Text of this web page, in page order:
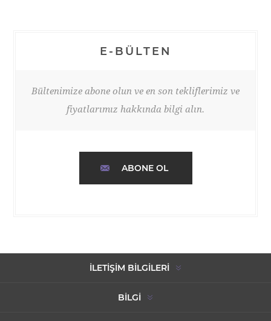
E-BÜLTEN
Bültenimize abone olun ve en son tekliflerimiz ve
fiyatlarımız hakkında bilgi alın.
ABONE OL
İLETIŞIM BILGILERI
BILGI